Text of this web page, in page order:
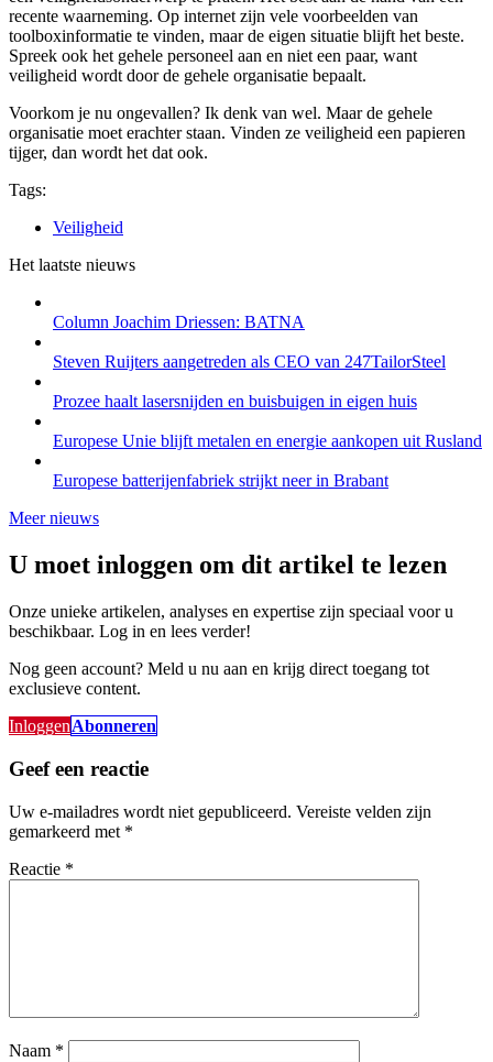
recente waarneming. Op internet zijn vele voorbeelden van
toolboxinformatie te vinden, maar de eigen situatie blijft het beste.
Spreek ook het gehele personeel aan en niet een paar, want
veiligheid wordt door de gehele organisatie bepaalt.
Voorkom je nu ongevallen? Ik denk van wel. Maar de gehele
organisatie moet erachter staan. Vinden ze veiligheid een papieren
tijger, dan wordt het dat ook.
Tags:
Veiligheid
Het laatste nieuws
Column Joachim Driessen: BATNA
Steven Ruijters aangetreden als CEO van 247TailorSteel
Prozee haalt lasersnijden en buisbuigen in eigen huis
Europese Unie blijft metalen en energie aankopen uit Rusland
Europese batterijenfabriek strijkt neer in Brabant
Meer nieuws
U moet inloggen om dit artikel te lezen
Onze unieke artikelen, analyses en expertise zijn speciaal voor u
beschikbaar. Log in en lees verder!
Nog geen account? Meld u nu aan en krijg direct toegang tot
exclusieve content.
InloggenAbonneren
Geef een reactie
Uw e-mailadres wordt niet gepubliceerd. Vereiste velden zijn
gemarkeerd met *
Reactie *
Naam *